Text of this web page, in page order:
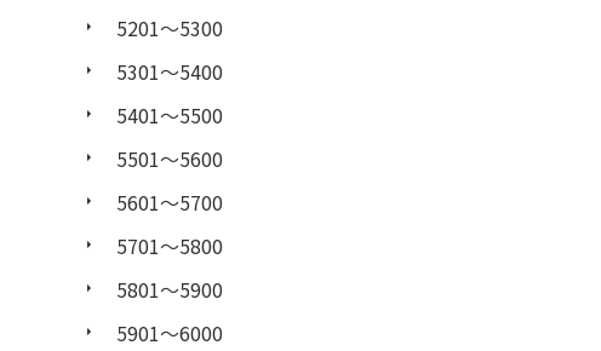
5201〜5300
5301〜5400
5401〜5500
5501〜5600
5601〜5700
5701〜5800
5801〜5900
5901〜6000